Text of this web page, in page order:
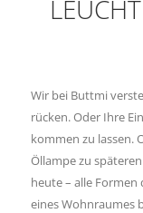
Wir bei Buttmi
rücken. Oder Ihre
kommen zu lassen.
Öllampe zu
heute – alle
eines Wohnraumes